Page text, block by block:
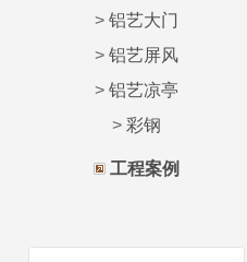
> 铝艺大门
> 铝艺屏风
> 铝艺凉亭
> 彩钢
工程案例